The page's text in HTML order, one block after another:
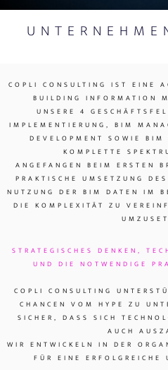
C OPLI CONSULTING IST EINE
BUILDING INFORMATION
UNSERE 4
IMPLEMENTIERUNG, BIM
DEVELOPMENT SOWIE BIM
KOMPLETTE
ANGEFANGEN BEIM ERSTEN
PRAKTISCHE UMSETZUNG
NUTZUNG DER BIM DATEN IM
DIE KOMPLEXITÄT ZU
STRATEGISCHES DENKEN,
UND DIE NOTWENDIGE
COPLI CONSULTING
CHANCEN VOM HYPE ZU
SICHER, DASS SICH
AUCH
WIR ENTWICKELN IN DER
FÜR EINE ERFOLGREICHE